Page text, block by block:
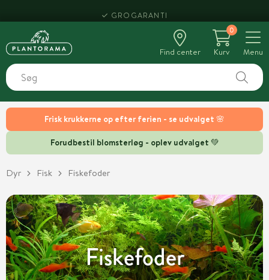
Frisk krukkerne op efter ferien - se udvalget 🌸
Forudbestil blomsterløg - oplev udvalget 💚
HENT SAMME DAG
Find center
0
Kurv
Menu
Dyr Fisk Fiskefoder
Fiskefoder